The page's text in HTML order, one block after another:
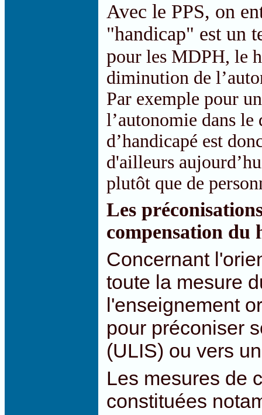
Avec le PPS, on
"handicap" est un
pour les MDPH, le
diminution de
Par exemple pour
l’autonomie dans
d’handicapé est
d'ailleurs
plutôt que de
Les
compensation du
Concernant
toute la mesure
l'enseignement
pour préconiser
(ULIS) ou vers
Les mesures de
constituées